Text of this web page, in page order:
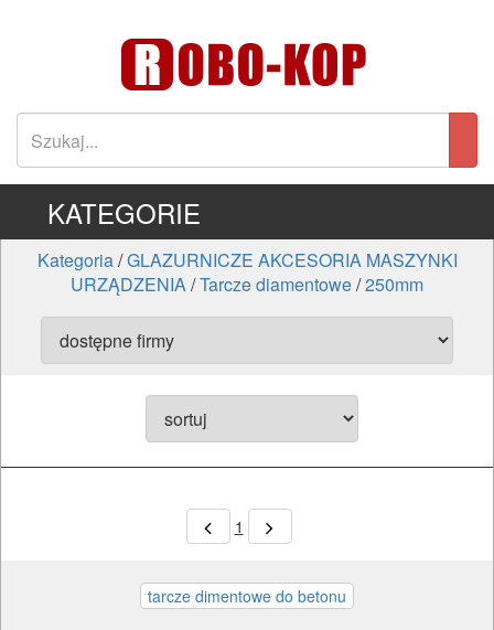
KATEGORIE
Kategoria/GLAZURNICZE AKCESORIA MASZYNKI
URZĄDZENIA/Tarcze diamentowe/250mm
1